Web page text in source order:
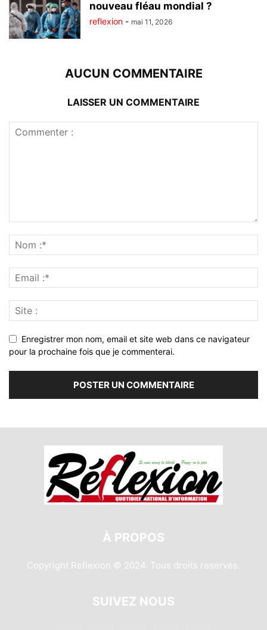
nouveau fléau mondial ?
reflexion - mai 11, 2026
AUCUN COMMENTAIRE
LAISSER UN COMMENTAIRE
Enregistrer mon nom, email et site web dans ce navigateur
pour la prochaine fois que je commenterai.
À PROPOS
Copyright Reflexion © 2024. Tous droits reserves.
SUIVEZ NOUS